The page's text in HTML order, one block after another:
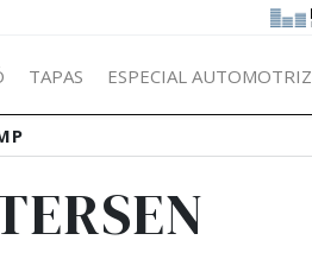
TAPAS ESPECIAL AUTOMOTRIZ